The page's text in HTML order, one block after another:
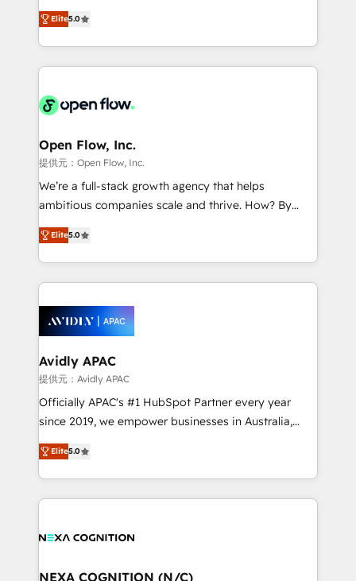
Mindedness, and Clarity. We are driven to win for the
collective good of the company and its clientele, and
things are happening.
integration products and services to mid-market
and enterprise customers. We ensure that your sales,
service and marketing department operates in the
most effective way, while at the same time
integrated buyers journey. Elixir is located in
and Amsterdam. Elixir is a first mover and leader
when it comes to HubSpot sales and service
implementations, highly renowned for our business
acumen, process (re-)design experience and a
integrate HubSpot with complex solutions like SAP,
MicroSoft, custom solutions,... Our company also has
Retail execution, CPQ, customer portals and
HubSpot CMS developments. And we're champions
Elite5.0
Open Flow, Inc.
提供元：Open Flow, Inc.
We’re a full-stack growth agency that helps
ambitious companies scale and thrive. How? By
upgrading and streamlining every single revenue-
generating aspect of your business. We’re proud
HubSpot Elite Solutions Partners and devout CRM
nerds who can harness HubSpot’s custom digital
experience. Working hand-in-hand with your team,
we’ll assemble a RevOps machine that drives more
traffic, generates better leads and crushes your
revenue goals. We've worked with thousands of
HubSpot customers and we'd love to work with you
too! Clients come to us for: Advanced CRM solutions
HubSpot Data System Migrations between systems
to HubSpot New lead generation strategies Time-
Elite5.0
Avidly APAC
提供元：Avidly APAC
Officially APAC's #1 HubSpot Partner every year
since 2019, we empower businesses in Australia,
New Zealand, and globally to realise their full
potential through enterprise HubSpot CRM
implementation. And we deliver best practice across
the whole HubSpot platform, covering marketing,
all businesses, from start-up to Enterprise, and have
the world. Our human approach to digital
Elite5.0
NEXA COGNITION (N/C)